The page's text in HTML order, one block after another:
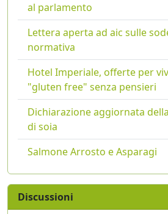
al parlamento
Lettera aperta ad aic sulle
normativa
Hotel Imperiale, offerte per
"gluten free" senza pensieri
Dichiarazione aggiornata
di soia
Salmone Arrosto e Asparagi
Discussioni